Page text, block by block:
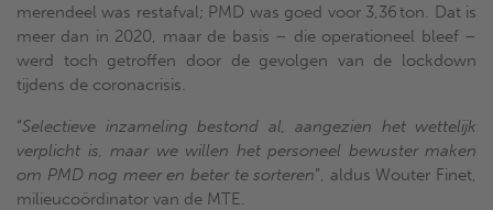
merendeel was restafval; PMD was goed voor 3,36 ton. Dat is
meer dan in 2020, maar de basis – die operationeel bleef –
werd toch getroffen door de gevolgen van de lockdown
tijdens de coronacrisis.
“Selectieve inzameling bestond al, aangezien het wettelijk
verplicht is, maar we willen het personeel bewuster maken
om PMD nog meer en beter te sorteren”, aldus Wouter Finet,
milieucoördinator van de MTE.